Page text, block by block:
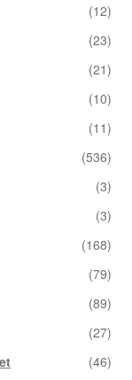
(12)
(23)
(21)
(10)
(11)
(536)
(3)
(3)
(168)
(79)
(89)
(27)
(46)